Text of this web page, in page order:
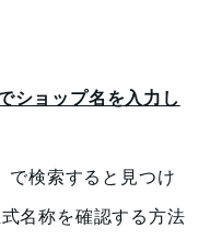
ショップ名を入力し
で検索すると見つけ
名称を確認する方法